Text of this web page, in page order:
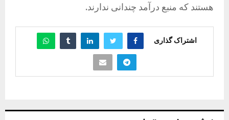
هستند که منبع درآمد چندانی ندارند.
اشتراک گذاری